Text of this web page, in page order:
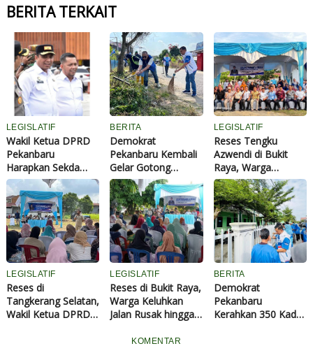
BERITA TERKAIT
LEGISLATIF
Wakil Ketua DPRD
Pekanbaru
Harapkan Sekda
Baru Jadi Motor
Penggerak Birokrasi
dan Perkuat Sinergi
Eksekutif dan
Legislatif
BERITA
Demokrat
Pekanbaru Kembali
Gelar Gotong
Royong, Bersihkan
Jalan, Drainase
hingga TPU di
Umban Sari
LEGISLATIF
Reses Tengku
Azwendi di Bukit
Raya, Warga
Apresiasi Jalan
Mulus dan Harapkan
Kenaikan Insentif
Kader Posyandu
LEGISLATIF
Reses di
Tangkerang Selatan,
Wakil Ketua DPRD
LEGISLATIF
Reses di Bukit Raya,
Warga Keluhkan
Jalan Rusak hingga
Call Center 112,
BERITA
Demokrat
Pekanbaru
Kerahkan 350 Kader
KOMENTAR